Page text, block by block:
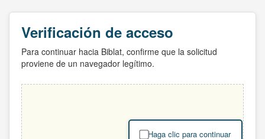
Verificación de acceso
Para continuar hacia Biblat, confirme que la solicitud
proviene de un navegador legítimo.
Haga clic para continuar